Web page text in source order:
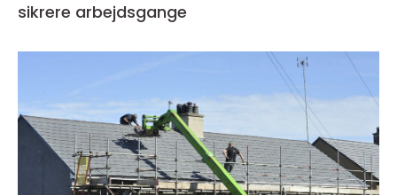
sikrere arbejdsgange